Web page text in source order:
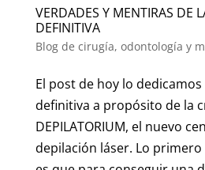
VERDADES Y MENTIRAS DE
DEFINITIVA
Blog de cirugía, odontología y
El post de hoy lo
definitiva a propósito de la
DEPILATORIUM, el nuevo
depilación láser. Lo